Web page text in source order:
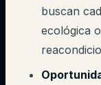
buscan
ecológica